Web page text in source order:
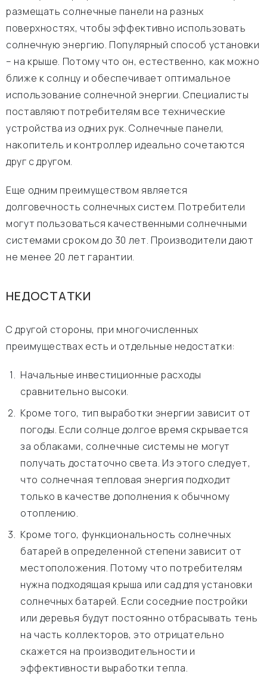
размещать солнечные панели на разных
поверхностях, чтобы эффективно использовать
солнечную энергию. Популярный способ установки
– на крыше. Потому что он, естественно, как можно
ближе к солнцу и обеспечивает оптимальное
использование солнечной энергии. Специалисты
поставляют потребителям все технические
устройства из одних рук. Солнечные панели,
накопитель и контроллер идеально сочетаются
друг с другом.
Еще одним преимуществом является
долговечность солнечных систем. Потребители
могут пользоваться качественными солнечными
системами сроком до 30 лет. Производители дают
не менее 20 лет гарантии.
НЕДОСТАТКИ
С другой стороны, при многочисленных
преимуществах есть и отдельные недостатки:
Начальные инвестиционные расходы
сравнительно высоки.
Кроме того, тип выработки энергии зависит от
погоды. Если солнце долгое время скрывается
за облаками, солнечные системы не могут
получать достаточно света. Из этого следует,
что солнечная тепловая энергия подходит
только в качестве дополнения к обычному
отоплению.
Кроме того, функциональность солнечных
батарей в определенной степени зависит от
местоположения. Потому что потребителям
нужна подходящая крыша или сад для установки
солнечных батарей. Если соседние постройки
или деревья будут постоянно отбрасывать тень
на часть коллекторов, это отрицательно
скажется на производительности и
эффективности выработки тепла.